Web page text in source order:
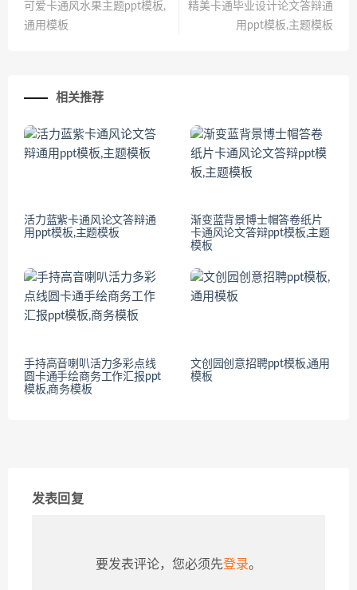
可爱卡通风水果主题ppt模板,
通用模板
精美卡通毕业设计论文答辩通
用ppt模板,主题模板
相关推荐
活力蓝紫卡通风论文答辩通
用ppt模板,主题模板
渐变蓝背景博士帽答卷纸片
卡通风论文答辩ppt模板,主题
模板
手持高音喇叭活力多彩点线
圆卡通手绘商务工作汇报ppt
模板,商务模板
文创园创意招聘ppt模板,通用
模板
发表回复
要发表评论，您必须先登录。